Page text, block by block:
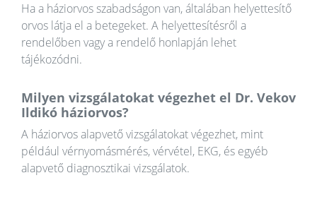
Ha a háziorvos szabadságon van, általában helyettesítő
orvos látja el a betegeket. A helyettesítésről a
rendelőben vagy a rendelő honlapján lehet
tájékozódni.
Milyen vizsgálatokat végezhet el Dr. Vekov
Ildikó háziorvos?
A háziorvos alapvető vizsgálatokat végezhet, mint
például vérnyomásmérés, vérvétel, EKG, és egyéb
alapvető diagnosztikai vizsgálatok.